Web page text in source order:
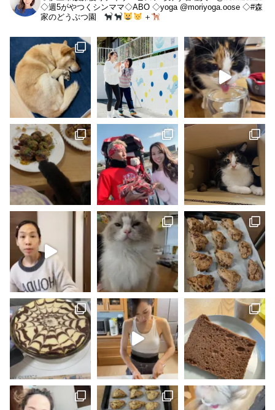
◇週5がやつくシンママ◇ABO ◇yoga @moriyoga.oose ◇#森
家のどうぶつ園
＋